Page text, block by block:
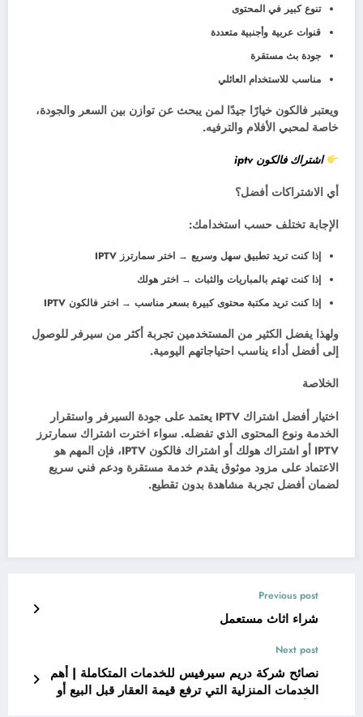
تنوع كبير في المحتوى
قنوات عربية وأجنبية متعددة
جودة بث مستقرة
مناسب للاستخدام العائلي
ويعتبر فالكون خيارًا جيدًا لمن يبحث عن توازن بين السعر والجودة،
خاصة لمحبي الأفلام والترفيه.
اشتراك فالكون iptv
أي الاشتراكات أفضل؟
الإجابة تختلف حسب استخدامك:
إذا كنت تريد تطبيق سهل وسريع → اختر سمارترز IPTV
إذا كنت تهتم بالمباريات والثبات → اختر هولك
إذا كنت تريد مكتبة محتوى كبيرة بسعر مناسب → اختر فالكون IPTV
ولهذا يفضل الكثير من المستخدمين تجربة أكثر من سيرفر للوصول
إلى أفضل أداء يناسب احتياجاتهم اليومية.
الخلاصة
اختيار أفضل اشتراك IPTV
يعتمد على جودة السيرفر واستقرار
الخدمة ونوع المحتوى الذي تفضله. سواء اخترت اشتراك سمارترز
IPTV أو اشتراك هولك أو اشتراك فالكون IPTV
، فإن المهم هو
الاعتماد على مزود موثوق يقدم خدمة مستقرة ودعم فني سريع
لضمان أفضل تجربة مشاهدة بدون تقطيع.
Previous post
شراء اثاث مستعمل
Next post
نصائح شركة دريم سيرفيس للخدمات المتكاملة | أهم
الخدمات المنزلية التي ترفع قيمة العقار قبل البيع أو